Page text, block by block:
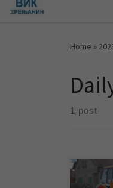
Home »
1 post
У току